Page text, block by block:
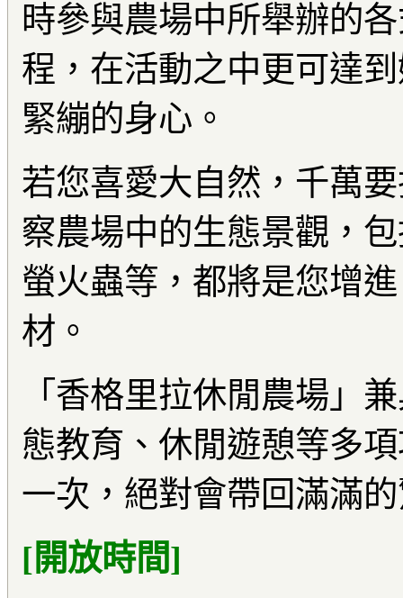
時參與農場中所舉辦的
程，在活動之中更可達
緊繃的身心。
若您喜愛大自然，千萬
察農場中的生態景觀，
螢火蟲等，都將是您增
材。
「香格里拉休閒農場」
態教育、休閒遊憩等多
一次，絕對會帶回滿滿
[開放時間]